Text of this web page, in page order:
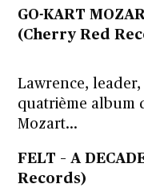
GO-KART
(Cherry Red
Lawrence,
quatrième album
Mozart…
FELT – A
Records)